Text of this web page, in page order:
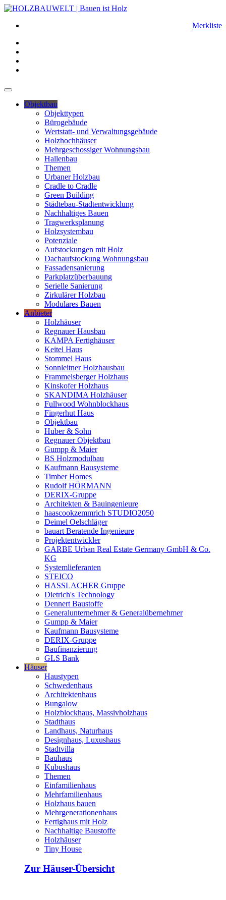
Merkliste
Objektbau
Objekttypen
Bürogebäude
Wertstatt- und Verwaltungsgebäude
Holzhochhäuser
Mehrgeschossiger Wohnungsbau
Hallenbau
Themen
Urbaner Holzbau
Cradle to Cradle
Green Building
Städtebau-Stadtentwicklung
Nachhaltiges Bauen
Tragwerksplanung
Holzsystembau
Potenziale
Aufstockungen mit Holz
Dachaufstockung Wohnungsbau
Fassadensanierung
Parkplatzüberbauung
Serielle Sanierung
Zirkulärer Holzbau
Modulares Bauen
Anbieter
Holzhäuser
Regnauer Hausbau
KAMPA Fertighäuser
Keitel Haus
Stommel Haus
Sonnleitner Holzhausbau
Frammelsberger Holzhaus
Kinskofer Holzhaus
SKANDIMA Holzhäuser
Fullwood Wohnblockhaus
Fingerhut Haus
Objektbau
Huber & Sohn
Regnauer Objektbau
Gumpp & Maier
BS Holzmodulbau
Kaufmann Bausysteme
Timber Homes
Rudolf HÖRMANN
DERIX-Gruppe
Architekten & Bauingenieure
haascookzemmrich STUDIO2050
Deimel Oelschläger
bauart Beratende Ingenieure
Projektentwickler
GARBE Urban Real Estate Germany GmbH & Co.
KG
Systemlieferanten
STEICO
HASSLACHER Gruppe
Dietrich's Technology
Dennert Baustoffe
Generalunternehmer & Generalübernehmer
Gumpp & Maier
Kaufmann Bausysteme
DERIX-Gruppe
Baufinanzierung
GLS Bank
Häuser
Haustypen
Schwedenhaus
Architektenhaus
Bungalow
Holzblockhaus, Massivholzhaus
Stadthaus
Landhaus, Naturhaus
Designhaus, Luxushaus
Stadtvilla
Bauhaus
Kubushaus
Themen
Einfamilienhaus
Mehrfamilienhaus
Holzhaus bauen
Mehrgenerationenhaus
Fertighaus mit Holz
Nachhaltige Baustoffe
Holzhäuser
Tiny House
Zur Häuser-Übersicht